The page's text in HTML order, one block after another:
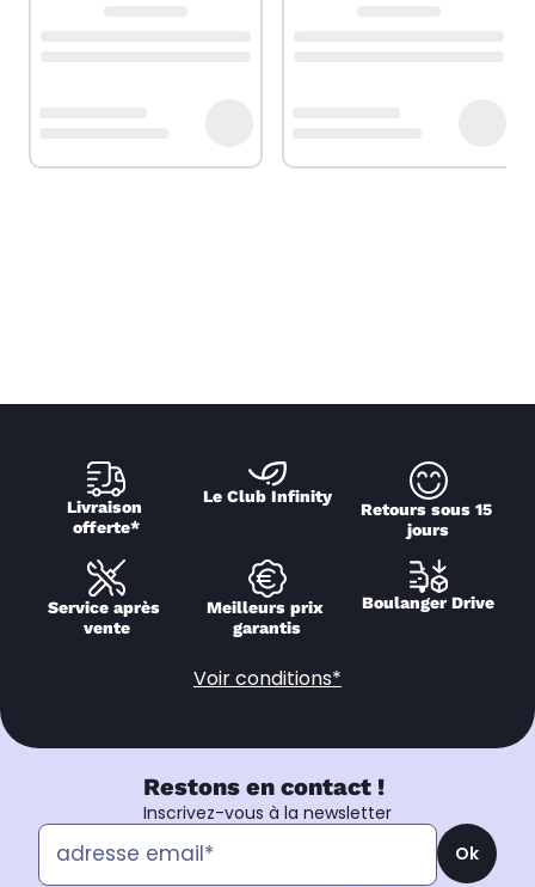
Livraison
offerte*
Le Club Infinity
Retours sous 15
jours
Service après
vente
Meilleurs prix
garantis
Boulanger Drive
Voir conditions*
Restons en contact !
Inscrivez-vous à la newsletter
Ok